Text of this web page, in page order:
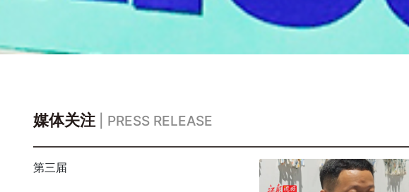
媒体关注 | PRESS RELEASE
第三届